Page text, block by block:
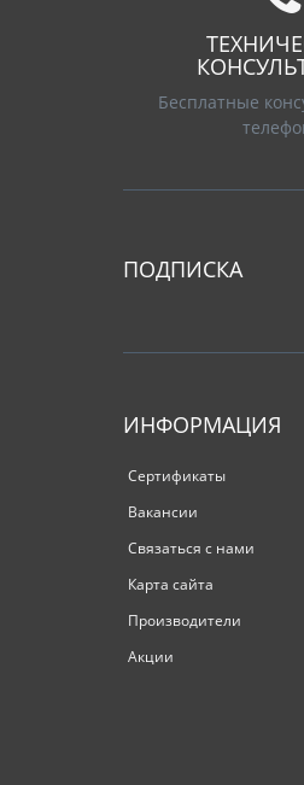
Бесплатные
ПОДПИСКА
ИНФОРМАЦИЯ
Сертификаты
Вакансии
Связаться с нами
Карта сайта
Производители
Акции